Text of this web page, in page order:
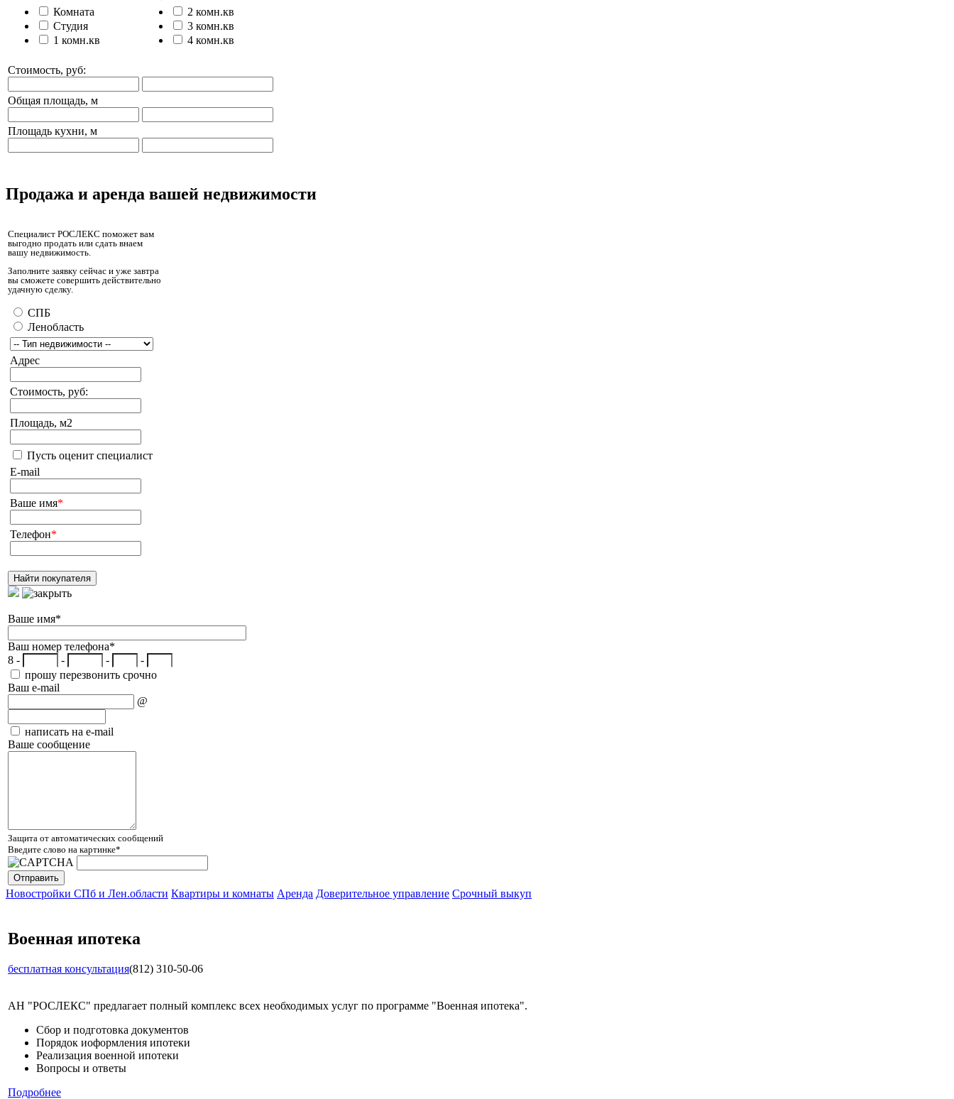
Комната
Студия
1 комн.кв
2 комн.кв
3 комн.кв
4 комн.кв
Стоимость, руб:
Общая площадь, м
Площадь кухни, м
Продажа и аренда вашей недвижимости
Специалист РОСЛЕКС поможет вам
выгодно продать или сдать внаем
вашу недвижимость.
Заполните заявку сейчас и уже завтра
вы сможете совершить действительно
удачную сделку.
СПБ
Ленобласть
Адрес
Стоимость, руб:
Площадь, м2
Пусть оценит специалист
E-mail
Ваше имя*
Телефон*
Ваше имя*
Ваш номер телефона*
8 -
- -
-
прошу перезвонить срочно
Ваш e-mail
@
написать на e-mail
Ваше сообщение
Защита от автоматических сообщений
Введите слово на картинке*
Новостройки СПб и Лен.области Квартиры и комнаты Аренда Доверительное управление Срочный выкуп
Военная ипотека
бесплатная консультация(812) 310-50-06
АН "РОСЛЕКС" предлагает полный комплекс всех необходимых услуг по программе "Военная ипотека".
Сбор и подготовка документов
Порядок иоформления ипотеки
Реализация военной ипотеки
Вопросы и ответы
Подробнее